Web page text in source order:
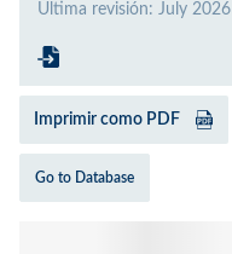
Última revisión: July 2026
Imprimir como PDF
Go to Database